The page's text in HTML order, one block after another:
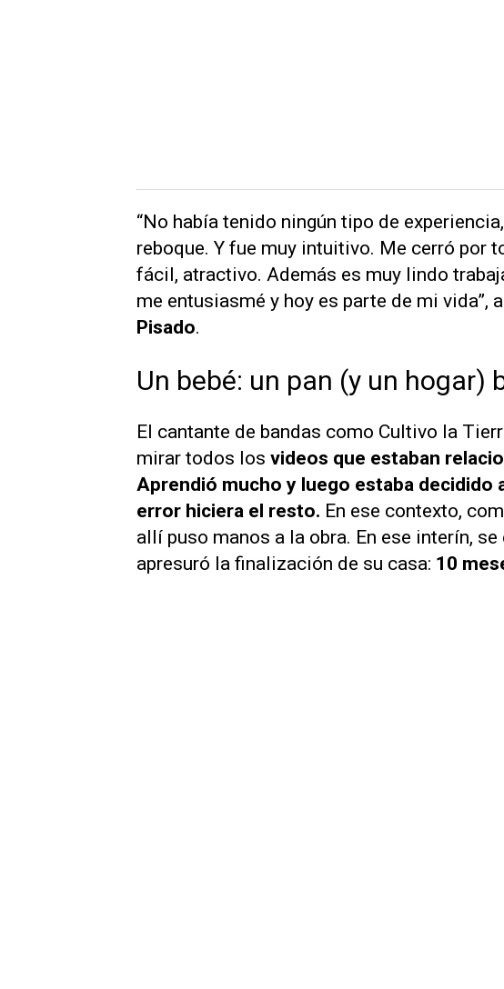
“No había tenido ningún tipo de
reboque. Y fue muy intuitivo. Me cerró por
fácil, atractivo. Además es muy lindo
me entusiasmé y hoy es parte de mi vida”,
Pisado.
Un bebé: un pan (y un hogar)
El cantante de bandas como Cultivo la
mirar todos los videos que estaban
Aprendió mucho y luego estaba decidido
error hiciera el resto. En ese contexto,
allí puso manos a la obra. En ese interín,
apresuró la finalización de su casa: 10